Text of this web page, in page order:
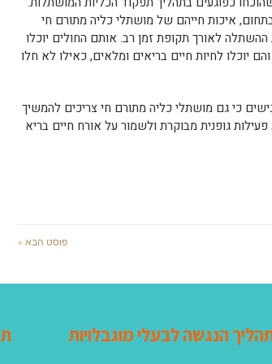
איכות חייהם של מושתלי כליה מתורם חי
ההשתלה לאורך תקופת זמן רב. אותם החולים יוכלו
יוכלו לחיות חיים בריאים ומלאים, כאילו לא חלו
כי גם מושתלי כליה מתורם חי צריכים להמשיך
גופנית מבוקרת ולשמור על אורח חיים בריא
פוסט הבא »
הנגשה לבעלי מוגבלויות